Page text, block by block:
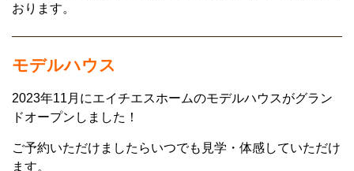
おります。
モデルハウス
2023年11月にエイチエスホームのモデルハウスがグラン
ドオープンしました！
ご予約いただけましたらいつでも見学・体感していただけ
ます。